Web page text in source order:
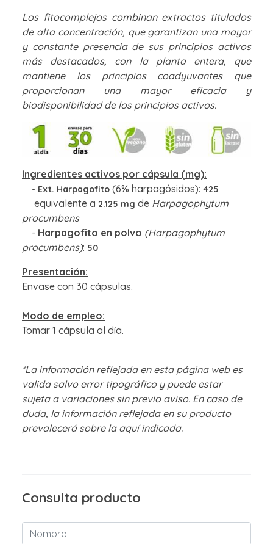
Los fitocomplejos combinan extractos titulados
de alta concentración, que garantizan una mayor
y constante presencia de sus principios activos
más destacados, con la planta entera, que
mantiene los principios coadyuvantes que
proporcionan una mayor eficacia y
biodisponibilidad de los principios activos.
Ingredientes activos por cápsula (mg):
- Ext. Harpagofito (6% harpagósidos): 425
equivalente a 2.125 mg de Harpagophytum
procumbens
- Harpagofito en polvo (Harpagophytum
procumbens): 50
Presentación:
Envase con 30 cápsulas.
Modo de empleo:
Tomar 1 cápsula al día.
*La información reflejada en esta página web es
valida salvo error tipográfico y puede estar
sujeta a variaciones sin previo aviso. En caso de
duda, la información reflejada en su producto
prevalecerá sobre la aquí indicada.
Consulta producto